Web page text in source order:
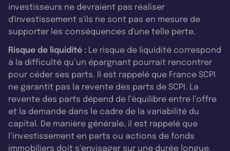
investisseurs ne devraient pas réaliser
d'investissement s'ils ne sont pas en mesure de
supporter les conséquences d'une telle perte.
Risque de liquidité : Le risque de liquidité correspond
à la difficulté qu’un épargnant pourrait rencontrer
pour céder ses parts. Il est rappelé que France SCPI
ne garantit pas la revente des parts de SCPI. La
revente des parts dépend de l’équilibre entre l’offre
et la demande dans le cadre de la variabilité du
capital. De manière générale, il est rappelé que
l’investissement en parts ou actions de fonds
immobiliers doit s’envisager sur une durée longue.